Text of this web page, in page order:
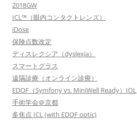
2018GW
ICL™（眼内コンタクトレンズ）
iDose
保険点数改定
ディスレクシア（dyslexia）
スマートグラス
遠隔診療（オンライン診療）
EDOF（Symfony vs. MiniWell Ready）IOL
手術学会＠京都
多焦点 ICL (with EDOF optic)